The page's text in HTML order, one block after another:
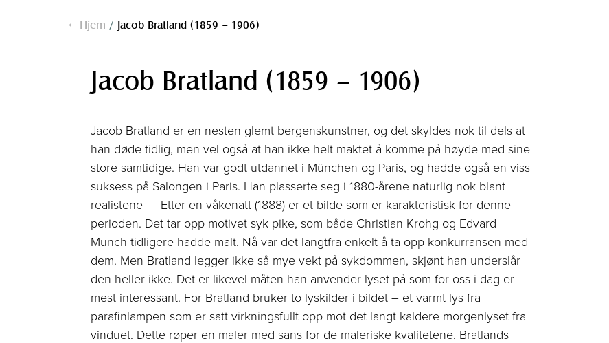
← Hjem / Jacob Bratland (1859 – 1906)
Jacob Bratland (1859 – 1906)
Jacob Bratland er en nesten glemt bergenskunstner, og det skyldes nok til dels at
han døde tidlig, men vel også at han ikke helt maktet å komme på høyde med sine
store samtidige. Han var godt utdannet i München og Paris, og hadde også en viss
suksess på Salongen i Paris. Han plasserte seg i 1880-årene naturlig nok blant
realistene – Etter en våkenatt (1888) er et bilde som er karakteristisk for denne
perioden. Det tar opp motivet syk pike, som både Christian Krohg og Edvard
Munch tidligere hadde malt. Nå var det langtfra enkelt å ta opp konkurransen med
dem. Men Bratland legger ikke så mye vekt på sykdommen, skjønt han underslår
den heller ikke. Det er likevel måten han anvender lyset på som for oss i dag er
mest interessant. For Bratland bruker to lyskilder i bildet – et varmt lys fra
parafinlampen som er satt ­virkningsfullt opp mot det langt kaldere morgenlyset fra
vinduet. Dette røper en maler med sans for de maleriske kvalitetene. Bratlands